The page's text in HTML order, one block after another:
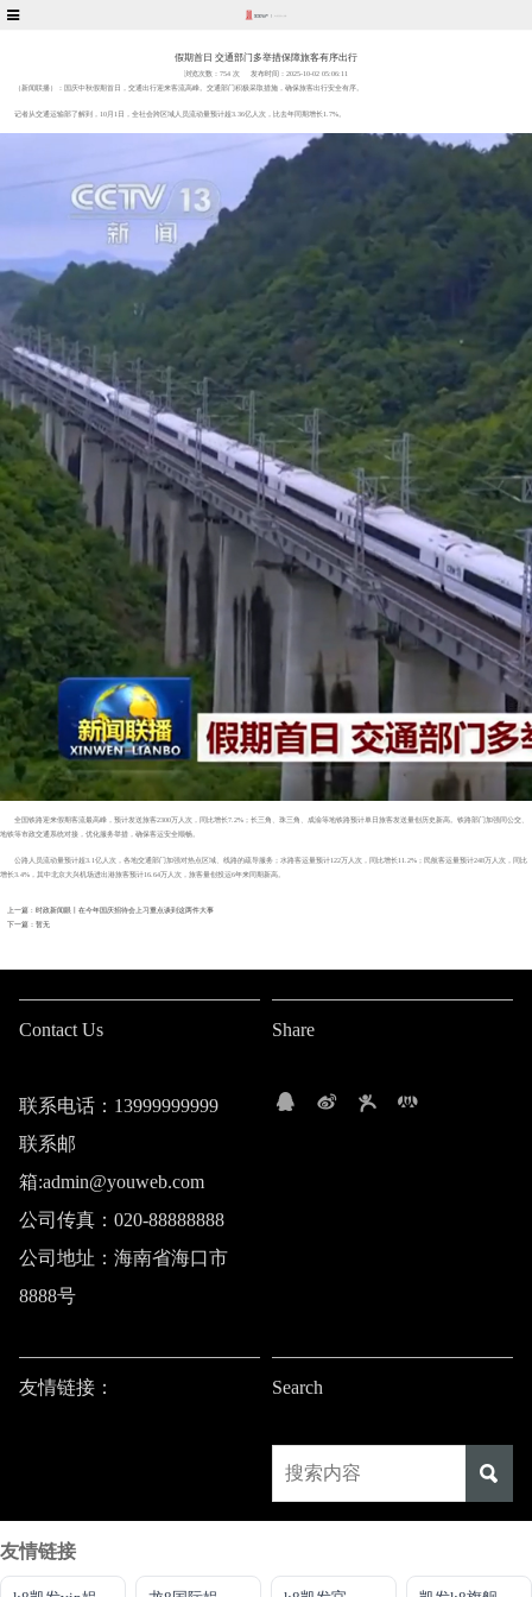
假期首日 交通部门多举措保障旅客有序出行
浏览次数： 754 次
发布时间：2025-10-02 05:06:11
（新闻联播）：国庆中秋假期首日，交通出行迎来客流高峰。交通部门积极采取措施，确保旅客出行安全有序。
记者从交通运输部了解到，10月1日，全社会跨区域人员流动量预计超3.36亿人次，比去年同期增长1.7%。
全国铁路迎来假期客流最高峰，预计发送旅客2300万人次，同比增长7.2%；长三角、珠三角、成渝等地铁路预计单日旅客发送量创历史新高。铁路部门加强同公交、
地铁等市政交通系统对接，优化服务举措，确保客运安全顺畅。
公路人员流动量预计超3.1亿人次，各地交通部门加强对热点区域、线路的疏导服务；水路客运量预计122万人次，同比增长11.2%；民航客运量预计248万人次，同比
增长3.4%，其中北京大兴机场进出港旅客预计16.64万人次，旅客量创投运6年来同期新高。
上一篇 : 时政新闻眼丨在今年国庆招待会上习重点谈到这两件大事
下一篇：暂无
Contact Us
联系电话：13999999999
联系邮
箱:admin@youweb.com
公司传真：020-88888888
公司地址：海南省海口市
8888号
Share
友情链接： Search
友情链接